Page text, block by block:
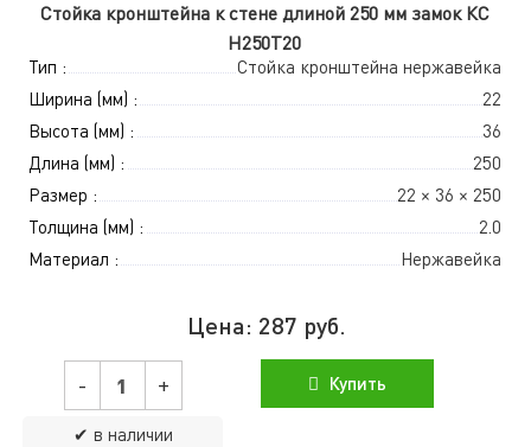
Стойка кронштейна к стене длиной 250 мм замок КС
Н250Т20
Тип :
Стойка кронштейна нержавейка
Ширина (мм) :
22
Высота (мм) :
36
Длина (мм) :
250
Размер :
22 × 36 × 250
Толщина (мм) :
2.0
Материал :
Нержавейка
Цена: 287 руб.
- +
✔ в наличии
Купить